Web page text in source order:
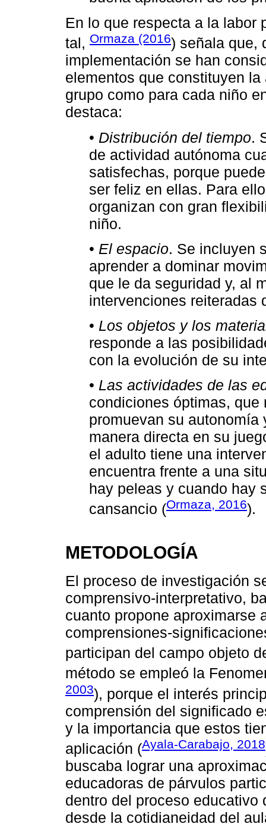
En lo que respecta a la labor
tal, Ormaza (2016) señala que,
implementación se han
elementos que constituyen
grupo como para cada niño
destaca:
• Distribución del tiempo.
de actividad autónoma
satisfechas, porque
ser feliz en ellas. Para
organizan con gran
niño.
• El espacio. Se incluyen
aprender a dominar
que le da seguridad y, al
intervenciones reiteradas
• Los objetos y los
responde a las
con la evolución de su
• Las actividades de las
condiciones óptimas,
promuevan su autonomía
manera directa en su
el adulto tiene una
encuentra frente a una
hay peleas y cuando hay
cansancio (Ormaza, 2016).
METODOLOGÍA
El proceso de investigación
comprensivo-interpretativo,
cuanto propone aproximarse
comprensiones-
participan del campo objeto
método se empleó la
2003), porque el interés
comprensión del significado
y la importancia que estos
aplicación (Ayala-Carabajo, 2018
buscaba lograr una
educadoras de párvulos
dentro del proceso
desde la cotidianeidad del